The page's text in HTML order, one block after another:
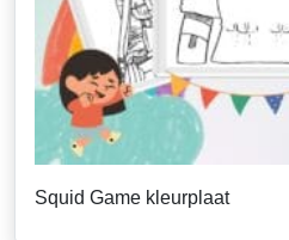
Squid Game kleurplaat